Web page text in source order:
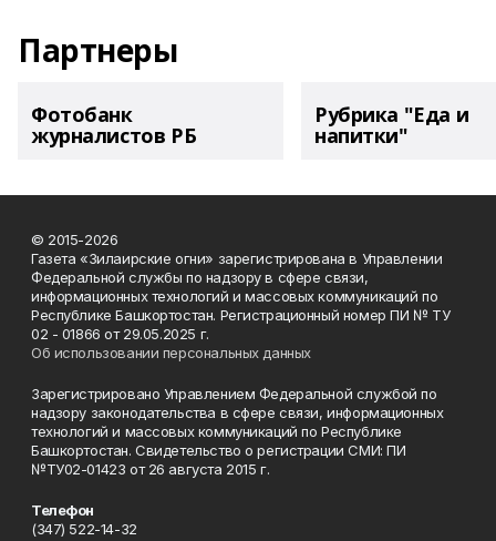
Партнеры
Фотобанк
журналистов РБ
Рубрика "Еда и
напитки"
© 2015-2026
Газета «Зилаирские огни» зарегистрирована в Управлении
Федеральной службы по надзору в сфере связи,
информационных технологий и массовых коммуникаций по
Республике Башкортостан. Регистрационный номер ПИ № ТУ
02 - 01866 от 29.05.2025 г.
Об использовании персональных данных
Зарегистрировано Управлением Федеральной службой по
надзору законодательства в сфере связи, информационных
технологий и массовых коммуникаций по Республике
Башкортостан. Свидетельство о регистрации СМИ: ПИ
№ТУ02-01423 от 26 августа 2015 г.
Телефон
(347) 522-14-32